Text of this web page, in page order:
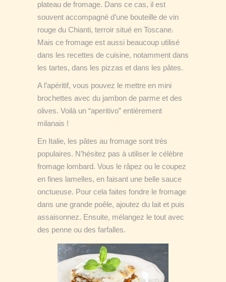
plateau de fromage. Dans ce cas, il est
souvent accompagné d’une bouteille de vin
rouge du Chianti, terroir situé en Toscane.
Mais ce fromage est aussi beaucoup utilisé
dans les recettes de cuisine, notamment dans
les tartes, dans les pizzas et dans les pâtes.
A l’apéritif, vous pouvez le mettre en mini
brochettes avec du jambon de parme et des
olives. Voilà un “aperitivo” entièrement
milanais !
En Italie, les pâtes au fromage sont très
populaires. N’hésitez pas à utiliser le célèbre
fromage lombard. Vous le râpez ou le coupez
en fines lamelles, en faisant une belle sauce
onctueuse. Pour cela faites fondre le fromage
dans une grande poêle, ajoutez du lait et puis
assaisonnez. Ensuite, mélangez le tout avec
des penne ou des farfalles.